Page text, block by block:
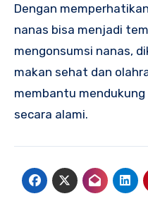
Dengan
nanas bisa menjadi
mengonsumsi nanas,
makan sehat dan
membantu
secara alami.